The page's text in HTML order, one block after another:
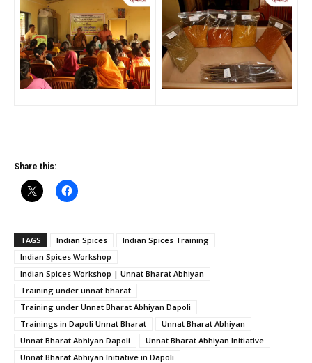
Share this:
TAGS Indian Spices
Indian Spices Training
Indian Spices Workshop
Indian Spices Workshop | Unnat Bharat Abhiyan
Training under unnat bharat
Training under Unnat Bharat Abhiyan Dapoli
Trainings in Dapoli Unnat Bharat
Unnat Bharat Abhiyan
Unnat Bharat Abhiyan Dapoli
Unnat Bharat Abhiyan Initiative
Unnat Bharat Abhiyan Initiative in Dapoli